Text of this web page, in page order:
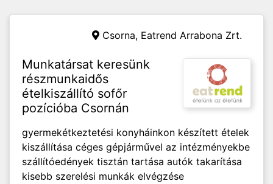
Csorna, Eatrend Arrabona Zrt.
Munkatársat keresünk
részmunkaidős
ételkiszállító sofőr
pozícióba Csornán
gyermekétkeztetési konyháinkon készített ételek
kiszállítása céges gépjárművel az intézményekbe
szállítóedények tisztán tartása autók takarítása
kisebb szerelési munkák elvégzése